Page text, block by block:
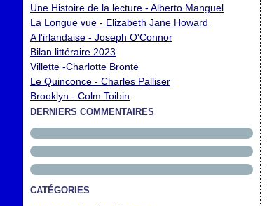
Une Histoire de la lecture - Alberto Manguel
La Longue vue - Elizabeth Jane Howard
A l'irlandaise - Joseph O'Connor
Bilan littéraire 2023
Villette -Charlotte Brontë
Le Quinconce - Charles Palliser
Brooklyn - Colm Toibin
DERNIERS COMMENTAIRES
CATÉGORIES